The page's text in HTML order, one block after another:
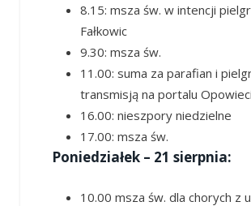
8.15: msza św. w intencji
Fałkowic
9.30: msza św.
11.00: suma za parafian i
transmisją na portalu
16.00: nieszpory niedzielne
17.00: msza św.
Poniedziałek – 21 sierpnia:
10.00 msza św. dla chorych z